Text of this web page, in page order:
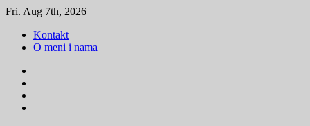
Skip
content
Fri. Aug 7th, 2026
Kontakt
O meni i nama